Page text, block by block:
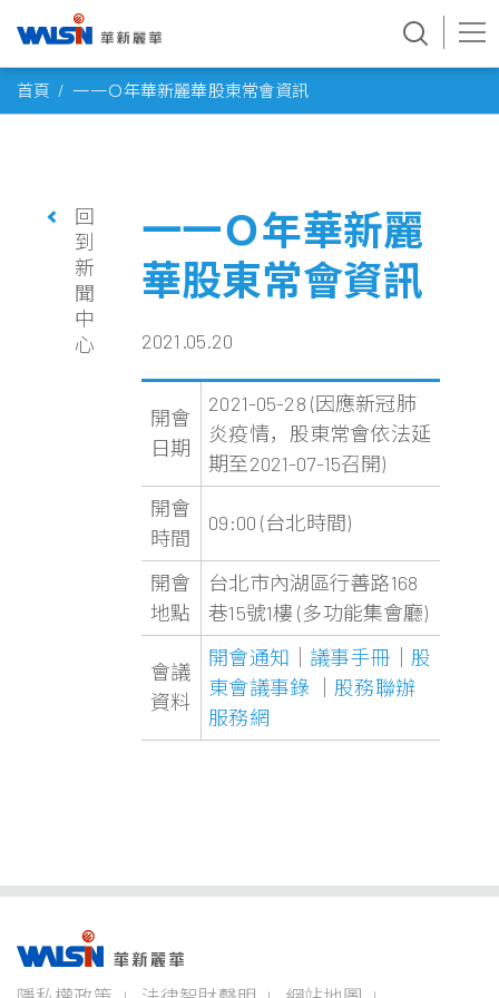
首頁 一一Ｏ年華新麗華股東常會資訊
回
到
新
聞
中
心
一一Ｏ年華新麗
華股東常會資訊
2021.05.20
開會
日期
2021-05-28 (因應新冠肺
炎疫情，股東常會依法延
期至2021-07-15召開)
開會
時間
09:00 (台北時間)
開會
地點
台北市內湖區行善路168
巷15號1樓 (多功能集會廳)
會議
資料
開會通知 議事手冊
股
東會議事錄
股務聯辦
服務網
事業版圖